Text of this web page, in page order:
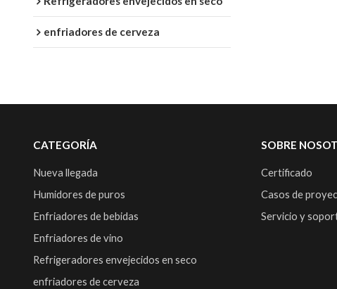
enfriadores de cerveza
CATEGORÍA
Nueva llegada
Humidores de puros
Enfriadores de bebidas
Enfriadores de vino
Refrigeradores envejecidos en seco
enfriadores de cerveza
SOBRE
Certificado
Casos de
Servicio y